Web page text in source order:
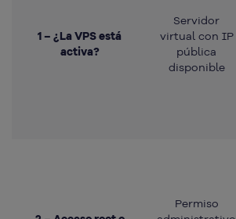
1 – ¿La VPS está
activa?
Servidor
virtual con IP
pública
disponible
Permiso